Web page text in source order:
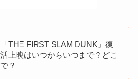
「THE FIRST SLAM DUNK」復
活上映はいつからいつまで？どこ
で？